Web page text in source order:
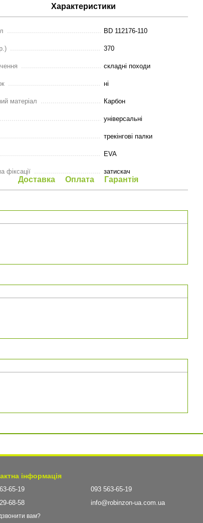
Характеристики
BD 112176-110
370
складні походи
ні
матеріал Карбон
універсальні
трекінгові палки
EVA
фіксації затискач
Доставка Оплата Гарантія
інформація
65-19
68-58
вам?
093 563-65-19
info@robinzon-ua.com.ua